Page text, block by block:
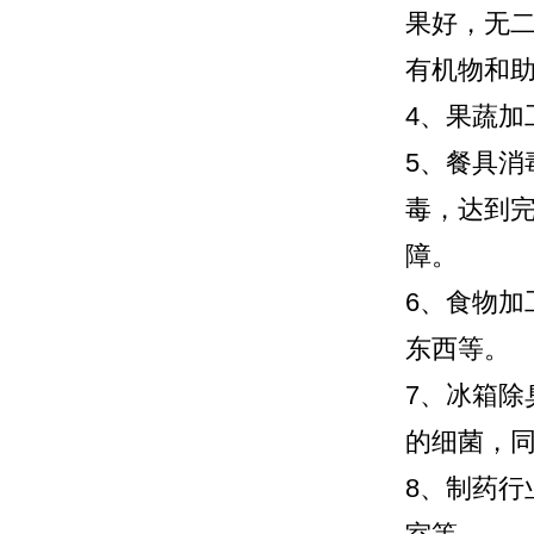
果好，无
有机物和
4、果蔬加
5、餐具消
毒，达到
障。
6、食物加
东西等。
7、冰箱除
的细菌，
8、制药行